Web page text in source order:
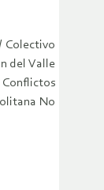
Colectivo
del Valle
No